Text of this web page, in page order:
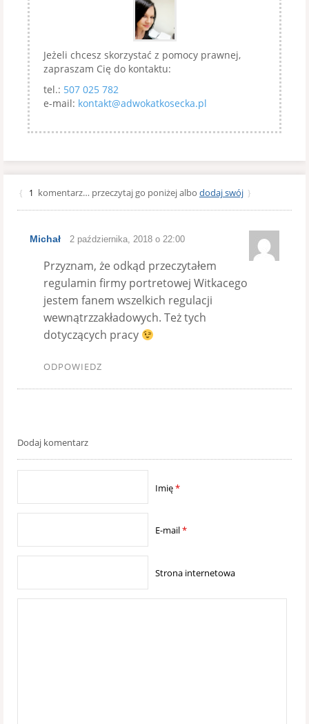
Jeżeli chcesz skorzystać z pomocy prawnej,
zapraszam Cię do kontaktu:
tel.: 507 025 782
e-mail: kontakt@adwokatkosecka.pl
{ 1 komentarz… przeczytaj go poniżej albo dodaj swój }
Michał 2 października, 2018 o 22:00
Przyznam, że odkąd przeczytałem
regulamin firmy portretowej Witkacego
jestem fanem wszelkich regulacji
wewnątrzzakładowych. Też tych
dotyczących pracy
ODPOWIEDZ
Dodaj komentarz
Imię*
E-mail*
Strona internetowa